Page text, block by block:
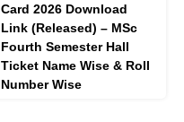
Card 2026 Download
Link (Released) – MSc
Fourth Semester Hall
Ticket Name Wise & Roll
Number Wise